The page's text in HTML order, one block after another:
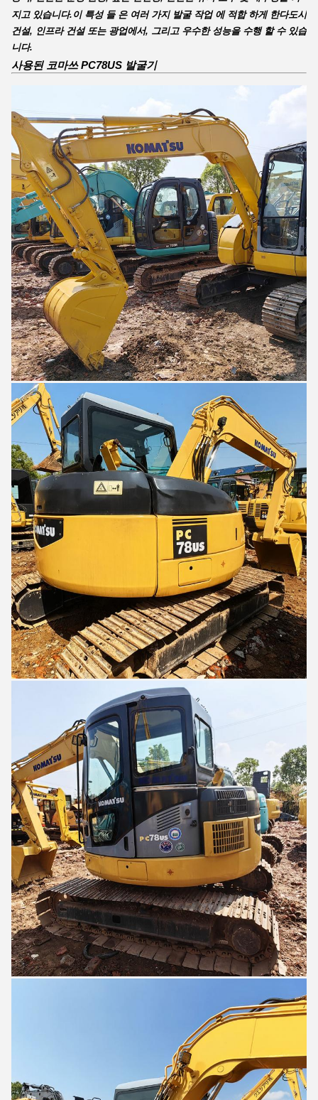
지고 있습니다.이 특성 들 은 여러 가지 발굴 작업 에 적합 하게 한다도시
건설, 인프라 건설 또는 광업에서, 그리고 우수한 성능을 수행 할 수 있습
니다.
사용된 코마쓰 PC78US 발굴기